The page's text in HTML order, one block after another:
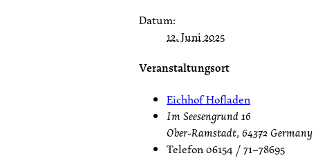
Datum:
12. Juni 2025
Veranstaltungsort
Eichhof Hofladen
Im Seesengrund 16
Ober-Ramstadt, 64372 Germany
Telefon06154 / 71–78695